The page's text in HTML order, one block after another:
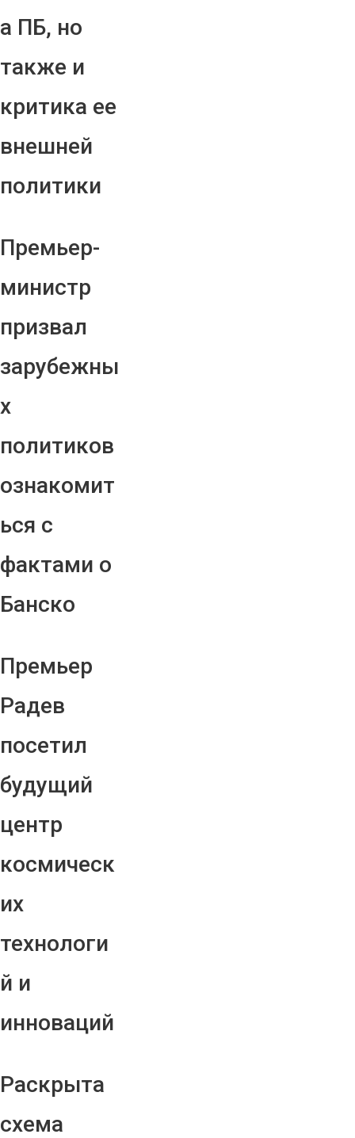
а ПБ, но
также и
критика ее
внешней
политики
Премьер-
министр
призвал
зарубежны
х
политиков
ознакомит
ься с
фактами о
Банско
Премьер
Радев
посетил
будущий
центр
космическ
их
технологи
й и
инноваций
Раскрыта
схема